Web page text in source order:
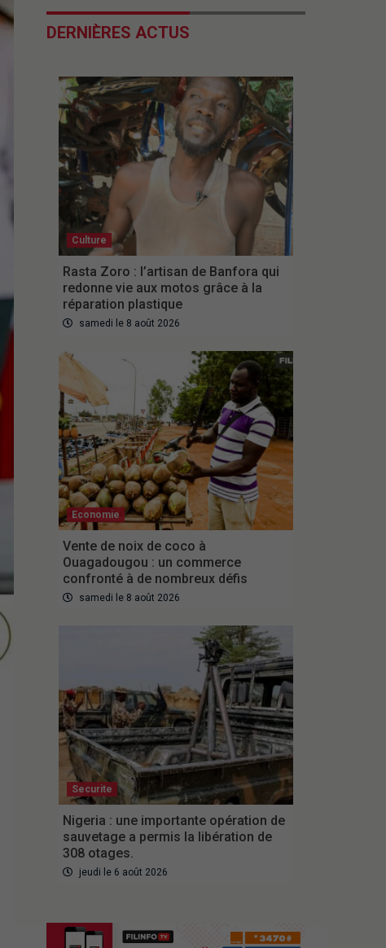
DERNIÈRES ACTUS
Culture
Rasta Zoro : l’artisan de Banfora qui
redonne vie aux motos grâce à la
réparation plastique
samedi le 8 août 2026
Economie
Vente de noix de coco à
Ouagadougou : un commerce
confronté à de nombreux défis
samedi le 8 août 2026
Securite
Nigeria : une importante opération de
sauvetage a permis la libération de
308 otages.
jeudi le 6 août 2026